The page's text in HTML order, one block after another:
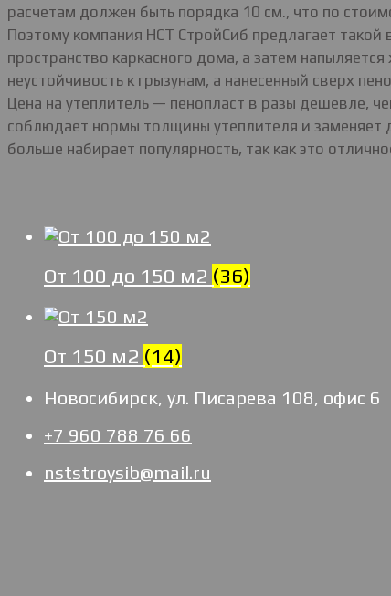
расчетам должен быть порядка 10 см., что по
Поэтому компания НСТ СтройСиб предлагает такой
пространство каркасного дома, а затем
неустойчивость к грызунам, а нанесенный сверх
Цена на утеплитель — пенопласт в разы дешевле,
соблюдает нормы толщины утеплителя и заменяет
больше набирает популярность, так как это
От 100 до 150 м2 (36)
От 150 м2 (14)
Новосибирск, ул. Писарева 108, офис 6
+7 960 788 76 66
nststroysib@mail.ru